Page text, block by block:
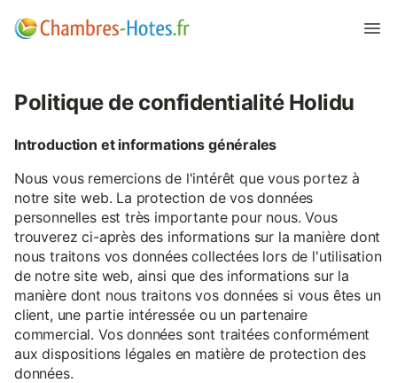
Politique de confidentialité Holidu
Introduction et informations générales
Nous vous remercions de l'intérêt que vous portez à
notre site web. La protection de vos données
personnelles est très importante pour nous. Vous
trouverez ci-après des informations sur la manière dont
nous traitons vos données collectées lors de l'utilisation
de notre site web, ainsi que des informations sur la
manière dont nous traitons vos données si vous êtes un
client, une partie intéressée ou un partenaire
commercial. Vos données sont traitées conformément
aux dispositions légales en matière de protection des
données.